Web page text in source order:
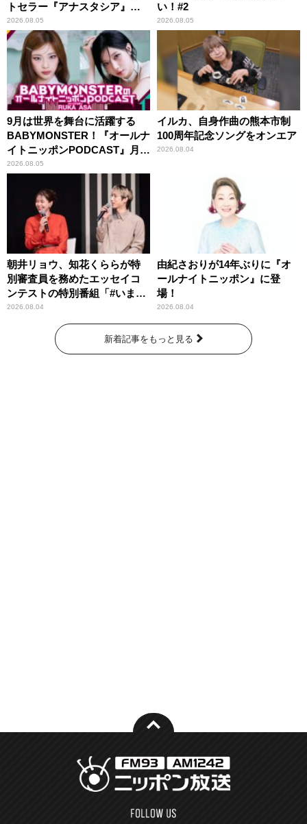
トセラー『アナスタシア』を
紹介
2026.08.05
い！#2
2026.08.05
9月は世界を舞台に活躍する
BABYMONSTER！『オールナ
イトニッポンPODCAST』月替
わりパーソナリティ
2026.08.05
イルカ、自身作曲の熊本市制
100周年記念ソングをオンエア
2026.08.04
朝井リョウ、知花くららが特
別審査員を務めたエッセイコ
ンテストの特別番組「#いまあ
なたに伝えたいこと」
2026.08.04
由紀さおりが14年ぶりに『オ
ールナイトニッポン』に登
場！
2026.08.04
新着記事をもっと見る